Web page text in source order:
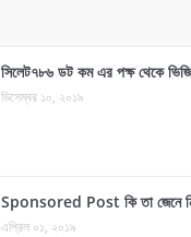
সিলেট৭৮৬ ডট কম এর পক্ষ থেকে
ডিসেম্বর ১০, ২০১৯
Sponsored Post কি তা জেনে
এপ্রিল ০১, ২০১৯